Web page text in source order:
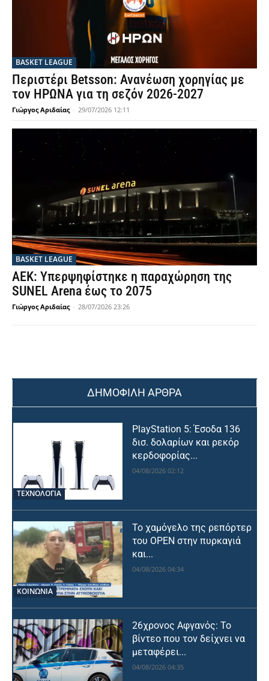
BASKET LEAGUE
Περιστέρι Betsson: Ανανέωση χορηγίας με
τον ΗΡΩΝΑ για τη σεζόν 2026-2027
Γιώργος Αριδαίας - 29/07/2026 12:11
BASKET LEAGUE
ΑΕΚ: Υπερψηφίστηκε η παραχώρηση της
SUNEL Arena έως το 2075
Γιώργος Αριδαίας - 28/07/2026 23:26
ΔΗΜΟΦΙΛΗ ΑΡΘΡΑ
ΤΕΧΝΟΛΟΓΙΑ
PlayStation 5: Έσοδα 136
δισ. δολαρίων και ρεκόρ
κερδοφορίας...
04/08/2026 02:12
ΚΟΙΝΩΝΙΑ
Το χαμόγελο της ρεπόρτερ
του OPEN στην πυρκαγιά
και...
04/08/2026 04:34
26χρονος Αφγανός: Το
βίντεο που τον δείχνει να
μεταφέρει...
04/08/2026 04:35